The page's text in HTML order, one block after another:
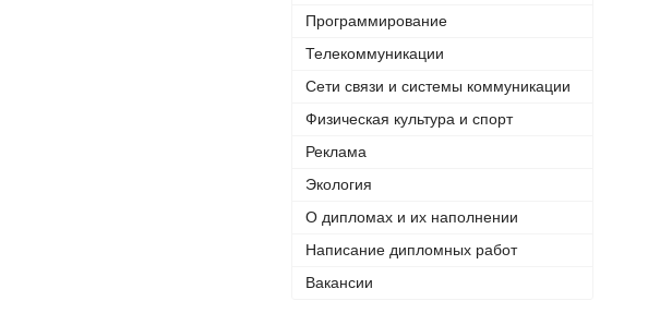
Программирование
Телекоммуникации
Сети связи и системы коммуникации
Физическая культура и спорт
Реклама
Экология
О дипломах и их наполнении
Написание дипломных работ
Вакансии